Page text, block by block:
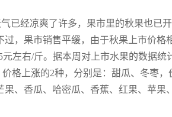
已经凉爽了许多，果市里的秋果也已
，果市销售平缓，由于秋果上市价
左右/斤。据本周对上市水果的数据统
格上涨的2种，分别是：甜瓜、冬枣
、香瓜、哈密瓜、香蕉、红果、苹果